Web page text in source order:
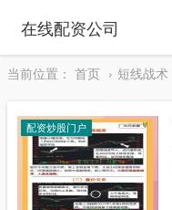
在线配资公司
当前位置： 首页 短线战术
配资炒股门户